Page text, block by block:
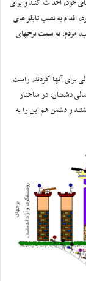
خود، احداث کنند و برای
اقدام به نصب تابلو های
مردم، به سمت برجهای
برای آنها کردند. راست
دشمنان، در ساختار
و دشمن هم این را به